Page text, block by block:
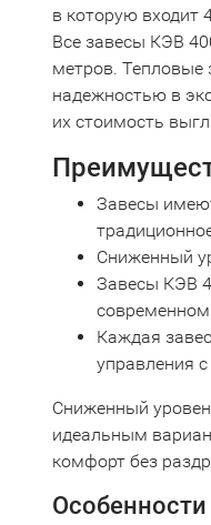
в которую входит
Все завесы КЭВ
метров. Тепловые
надежностью в
их стоимость
Завесы
Сниженный
Завесы КЭВ
современном
Каждая
управления
Сниженный
идеальным
комфорт без